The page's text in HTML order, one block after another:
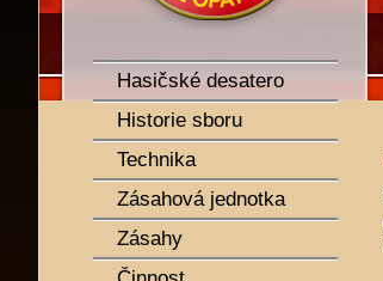
Hasičské desatero
Historie sboru
Technika
Zásahová jednotka
Zásahy